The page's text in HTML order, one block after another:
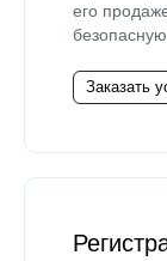
его
безопасную
Заказать